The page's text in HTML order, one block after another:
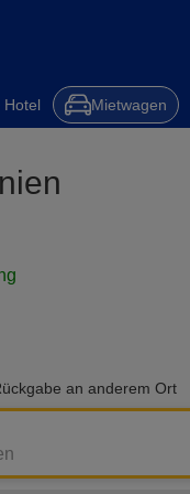
Kfz-Versicherung Hotel
Hotel Mietwagen
an anderem Ort